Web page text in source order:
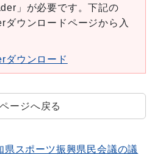
」が必要です。下記の
ウンロードページから入
ダウンロード
ージへ戻る
スポーツ振興県民会議の議